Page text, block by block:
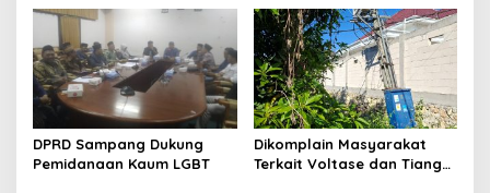
Perkuat Sinergi dengan
Nelayan Sampang
DPRD Sampang Dukung
Pemidanaan Kaum LGBT
Dikomplain Masyarakat
Terkait Voltase dan Tiang